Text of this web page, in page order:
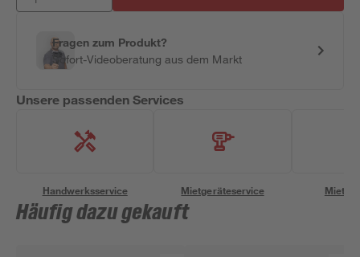
Fragen zum Produkt?
Sofort-Videoberatung aus dem Markt
Unsere passenden Services
Handwerksservice Mietgeräteservice
Häufig dazu gekauft